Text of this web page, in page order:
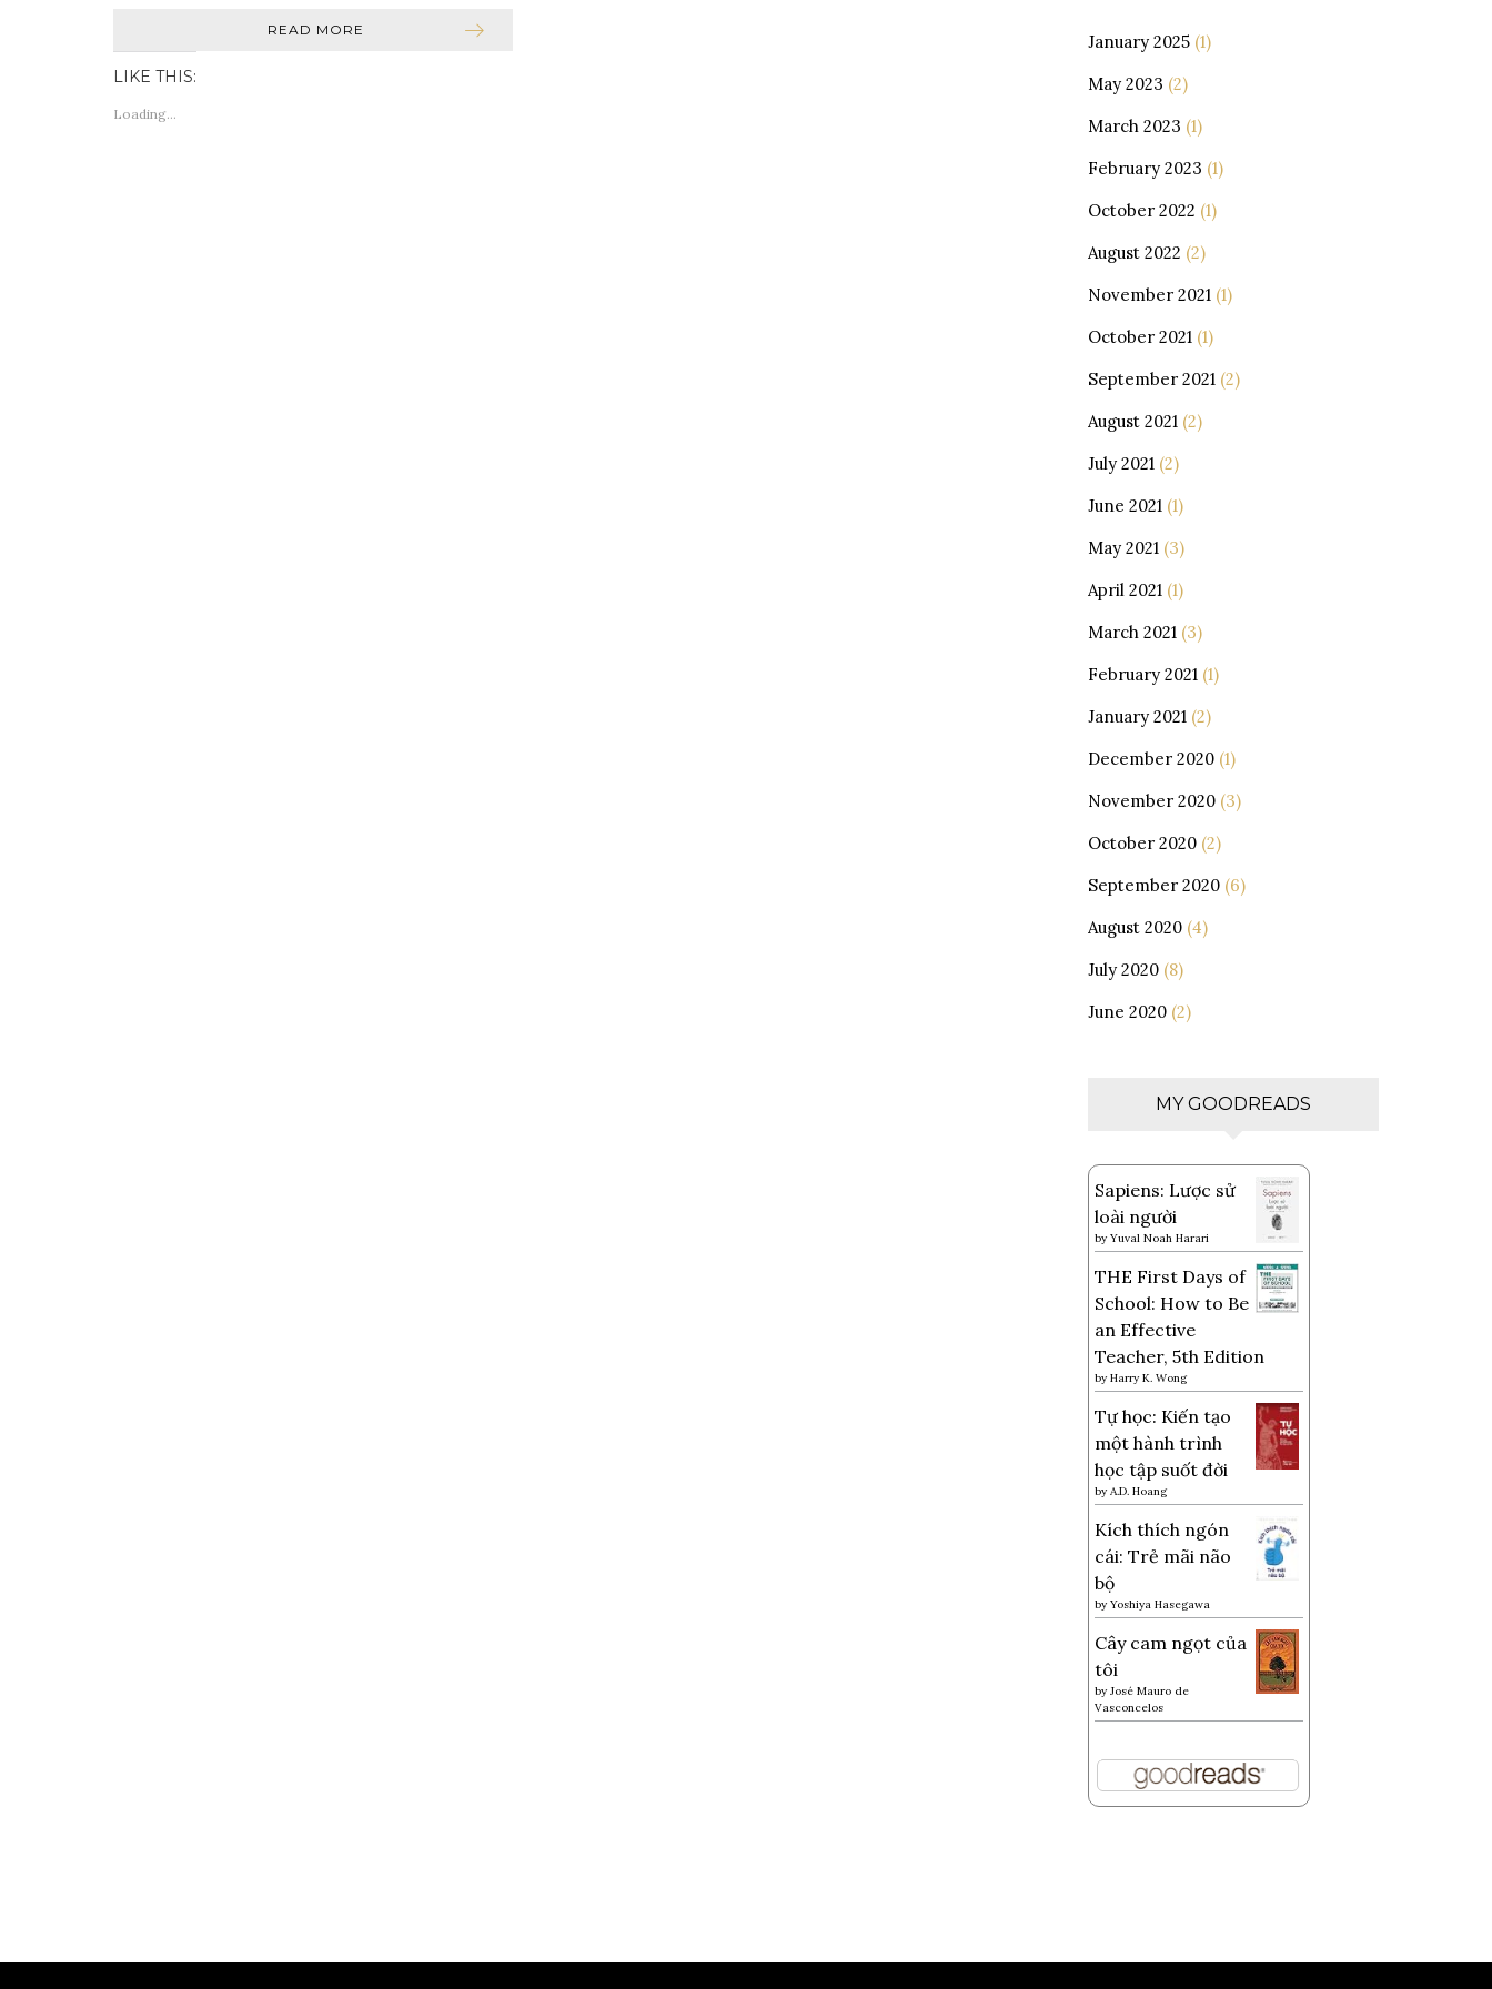
READ MORE
LIKE THIS:
Loading...
January 2025(1)
May 2023 (2)
March 2023 (1)
February 2023 (1)
October 2022 (1)
August 2022 (2)
November 2021(1)
October 2021(1)
September 2021(2)
August 2021(2)
July 2021(2)
June 2021(1)
May 2021(3)
April 2021(1)
March 2021(3)
February 2021(1)
January 2021(2)
December 2020(1)
November 2020(3)
October 2020(2)
September 2020(6)
August 2020(4)
July 2020(8)
June 2020(2)
MY GOODREADS
Sapiens: Lược sử
loài người
by Yuval Noah Harari
THE First Days of
School: How to Be
an Effective
Teacher, 5th Edition
by Harry K. Wong
Tự học: Kiến tạo
một hành trình
học tập suốt đời
by A.D. Hoang
Kích thích ngón
cái: Trẻ mãi não
bộ
by Yoshiya Hasegawa
Cây cam ngọt của
tôi
by José Mauro de
Vasconcelos